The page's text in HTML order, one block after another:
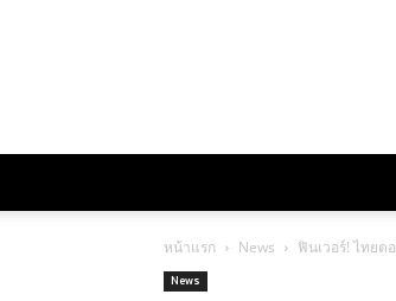
หน้าแรก News ฟินเวอร์! ไทยต
News